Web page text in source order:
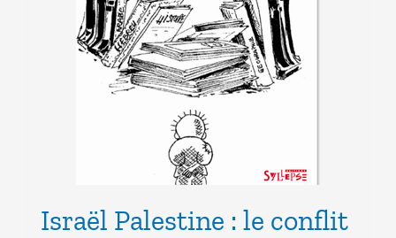
Israël Palestine : le conflit